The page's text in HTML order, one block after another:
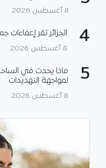
8 أغسطس 2026
4 الجزائر تقر إعفاءات
8 أغسطس 2026
5
ماذا يحدث في
لمواجهة التهديدات
8 أغسطس 2026